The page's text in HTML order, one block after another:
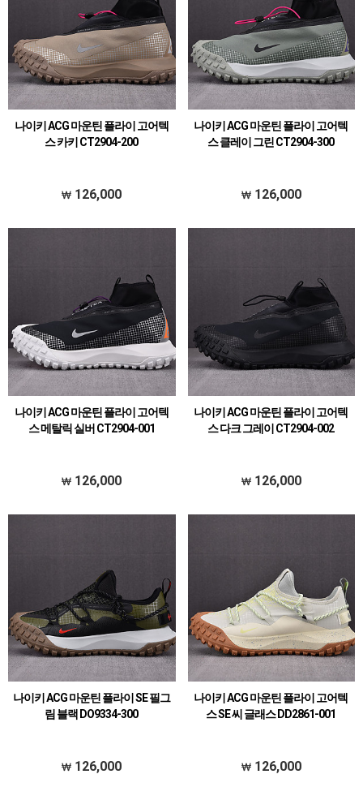
나이키 ACG 마운틴 플라이 고어텍
스 카키 CT2904-200
126,000
나이키 ACG 마운틴 플라이 고어텍
스 클레이 그린 CT2904-300
126,000
나이키 ACG 마운틴 플라이 고어텍
스 메탈릭 실버 CT2904-001
126,000
나이키 ACG 마운틴 플라이 고어텍
스 다크 그레이 CT2904-002
126,000
나이키 ACG 마운틴 플라이 SE 필그
림 블랙 DO9334-300
126,000
나이키 ACG 마운틴 플라이 고어텍
스 SE 씨 글래스 DD2861-001
126,000